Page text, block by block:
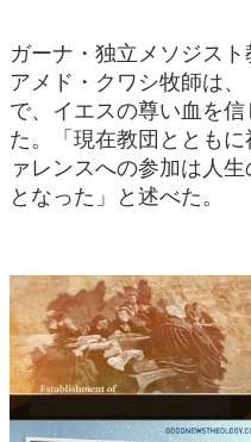
ガーナ・独立メソジス
アメド・クワシ牧師は
で、イエスの尊い血を
た。「現在教団ととも
ァレンスへの参加は人
となった」と述べた。